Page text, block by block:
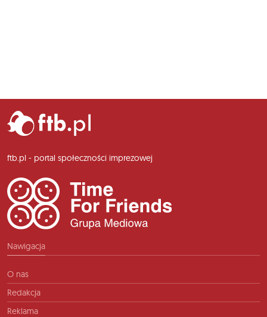
ftb.pl - portal społeczności imprezowej
Nawigacja
O nas
Redakcja
Reklama